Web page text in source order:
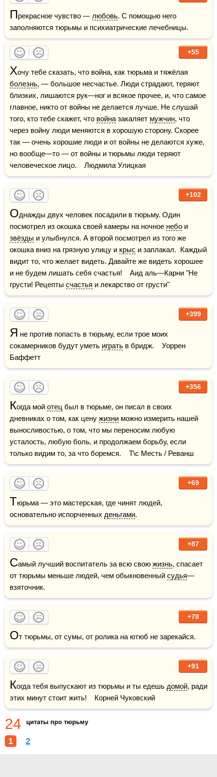
Прекрасное чувство — любовь. С помощью него
заполняются тюрьмы и психиатрические лечебницы.
+55
Х
болезнь, — большое несчастье. Люди страдают, теряют
близких, лишаются рук—ног и всякое прочее, и, что самое
главное, никто от войны не делается лучше. Не слушай
того, кто тебе скажет, что война закаляет мужчин, что
через войну люди меняются в хорошую сторону. Скорее
так — очень хорошие люди и от войны не делаются хуже,
но вообще—то — от войны и тюрьмы люди теряют
человеческое лицо.    Людмила Улицкая
+102
Однажды двух человек посадили в тюрьму. Один
посмотрел из окошка своей камеры на ночное небо
звёзды и улыбнулся. А второй посмотрел из того же
окошка вниз на грязную улицу и крыс и заплакал.  Каждый
видит то, что желает видеть. Давайте же видеть хорошее
и не будем лишать себя счастья!    Аид аль—Карни "Не
грусти! Рецепты счастья и лекарство от грусти"
+399
Я не против попасть в тюрьму, если трое моих
сокамерников будут уметь играть в бридж.    Уоррен
Баффетт
+356
Когда мой отец был в тюрьме, он писал в своих
дневниках о том, как цену жизни можно измерить нашей
выносливостью, о том, что мы переносим любую
усталость, любую боль, и продолжаем борьбу, если
только видим то, за что боремся.    Т\с Месть / Реванш
+69
Тюрьма — это мастерская, где чинят людей,
основательно испорченных деньгами.
+87
Самый лучший воспитатель за всю свою жизнь, спасает
от тюрьмы меньше людей, чем обыкновенный судья—
взяточник.
+78
От тюрьмы, от сумы, от ролика на ютюб не зарекайся.
+91
Когда тебя выпускают из тюрьмы и ты едешь домой, ради
этих минут стоит жить!    Корней Чуковский
24 цитаты про тюрьму
1 2